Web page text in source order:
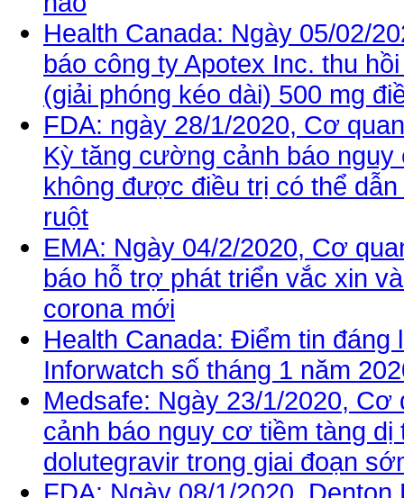
Health Canada: Ngày 05/02/
báo công ty Apotex Inc. thu
(giải phóng kéo dài) 500 mg
FDA: ngày 28/1/2020, Cơ
Kỳ tăng cường cảnh báo
không được điều trị có thể
ruột
EMA: Ngày 04/2/2020, Cơ
báo hỗ trợ phát triển vắc xin
corona mới
Health Canada: Điểm tin
Inforwatch số tháng 1 năm
Medsafe: Ngày 23/1/2020,
cảnh báo nguy cơ tiềm tàng
dolutegravir trong giai đoạn
FDA: Ngày 08/1/2020,